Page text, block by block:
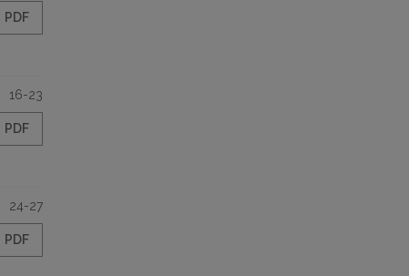
PDF
16-23
PDF
24-27
PDF